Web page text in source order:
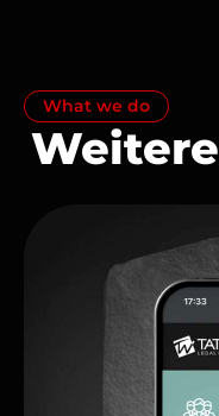
What we do
Weitere